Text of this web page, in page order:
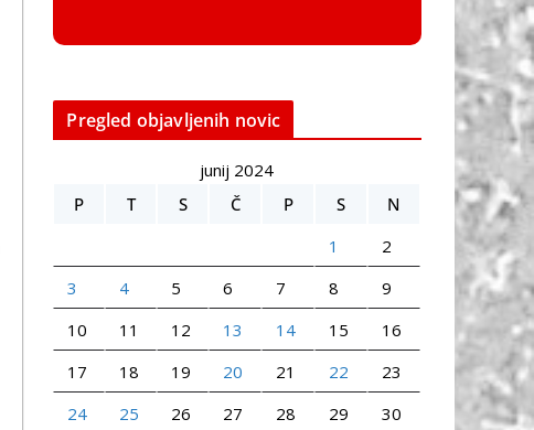
Pregled objavljenih novic
junij 2024
P
T S Č P S
N
1
2
3
4 5 6 7 8
9
10
11 12 13 14 15
16
17
18 19 20 21 22
23
24
25 26 27 28 29 30